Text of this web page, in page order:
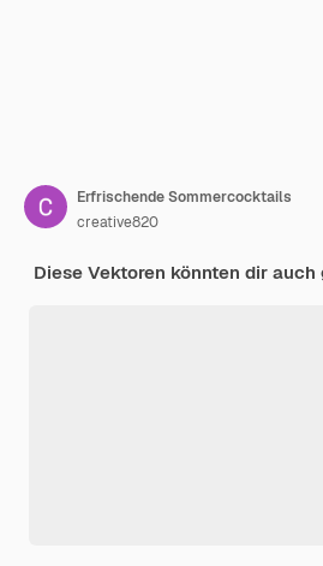
Erfrischende Sommercocktails
creative820
Diese Vektoren könnten dir auch